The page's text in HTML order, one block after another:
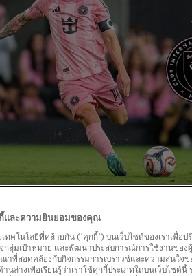
บอลอินเตอร์ ไมอามี ซีเอฟ ประกาศคว
นโลยีระดับโลกแห่งนี้เป็นพันธมิตรด้าน
และความยินยอมของคุณ
เทคโนโลยีที่คล้ายกัน ('คุกกี้') บนเว็บไซต์ของเราเพื่อป
กลุ่มเป้าหมาย และพัฒนาประสบการณ์การใช้งานของ
าที่สอดคล้องกับกิจกรรมการเบราวซ์และความสนใจ
นล่างเพื่อเรียนรู้ว่าเราใช้คุกกี้ประเภทใดบนเว็บไซต์